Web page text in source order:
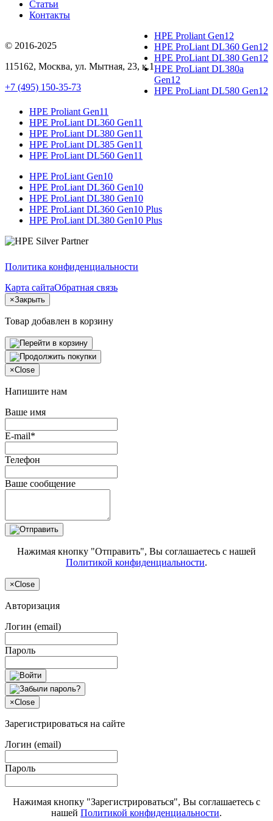
Статьи
Контакты
© 2016-2025
115162, Москва, ул. Мытная, 23, к.1
+7 (495) 150-35-73
HPE Proliant Gen12
HPE ProLiant DL360 Gen12
HPE ProLiant DL380 Gen12
HPE ProLiant DL380a
Gen12
HPE ProLiant DL580 Gen12
HPE Proliant Gen11
HPE ProLiant DL360 Gen11
HPE ProLiant DL380 Gen11
HPE ProLiant DL385 Gen11
HPE ProLiant DL560 Gen11
HPE ProLiant Gen10
HPE ProLiant DL360 Gen10
HPE ProLiant DL380 Gen10
HPE ProLiant DL360 Gen10 Plus
HPE ProLiant DL380 Gen10 Plus
Политика конфиденциальности
Карта сайтаОбратная связь
×Закрыть
Товар добавлен в корзину
×Close
Напишите нам
Ваше имя
E-mail*
Телефон
Ваше сообщение
Нажимая кнопку "Отправить", Вы соглашаетесь с нашей
Политикой конфиденциальности.
×Close
Авторизация
Логин (email)
Пароль
×Close
Зарегистрироваться на сайте
Логин (email)
Пароль
Нажимая кнопку "Зарегистрироваться", Вы соглашаетесь с
нашей Политикой конфиденциальности.